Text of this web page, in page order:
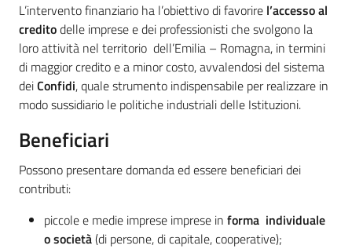
L’intervento finanziario ha l’obiettivo di favorire l’accesso al
creditodelle imprese e dei professionisti che svolgono la
loro attività nel territorio dell’Emilia – Romagna, in termini
di maggior credito e a minor costo, avvalendosi del sistema
deiConfidi, quale strumento indispensabile per realizzare in
modo sussidiario le politiche industriali delle Istituzioni.
Beneficiari
Possono presentare domanda ed essere beneficiari dei
contributi:
piccole e medie imprese imprese in forma individuale
o società(di persone, di capitale, cooperative);